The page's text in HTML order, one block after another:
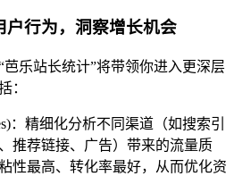
户行为，洞察增长机会
乐站长统计”将带领你进入更深层
：
：精细化分析不同渠道（如搜索引
推荐链接、广告）带来的流量质
性最高、转化率最好，从而优化资